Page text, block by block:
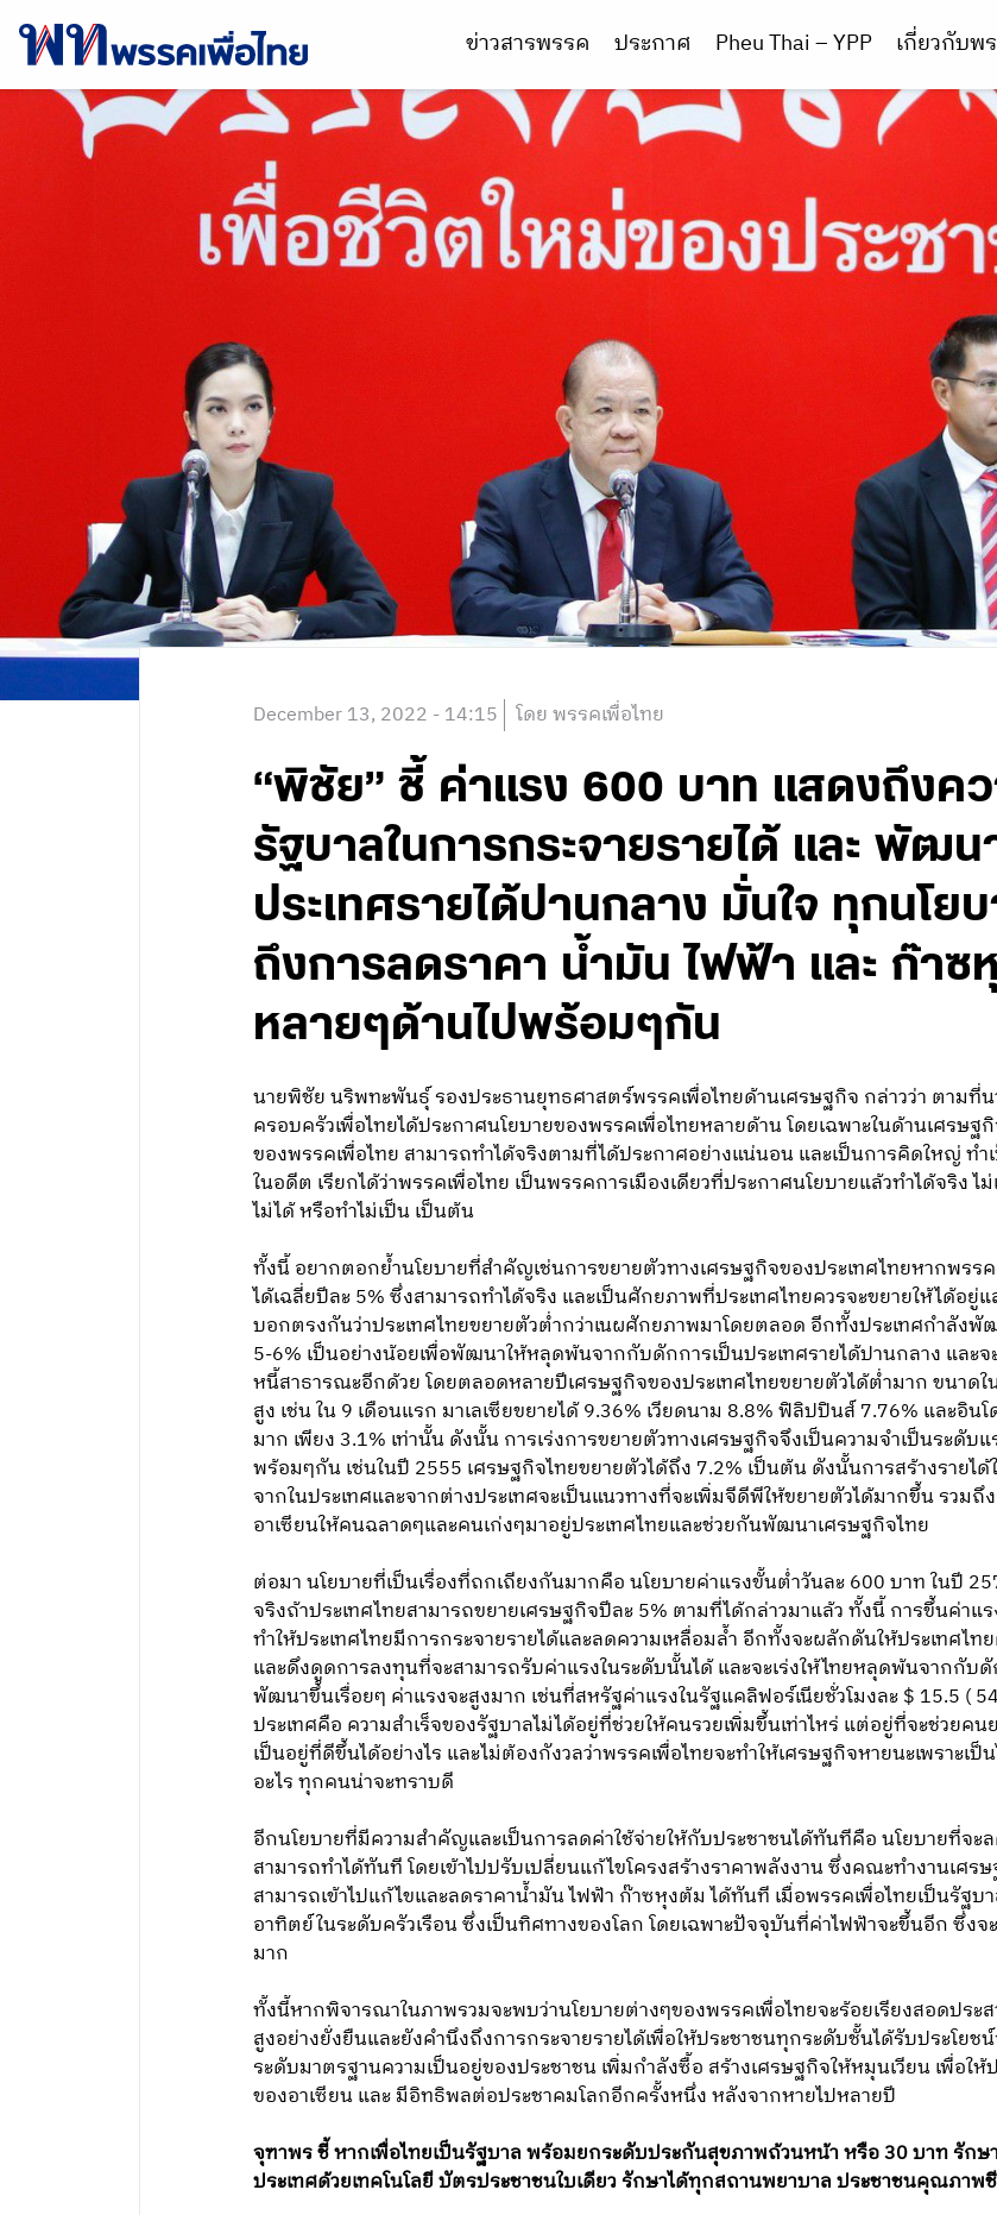
ข่าวสารพรรค ประกาศ Pheu Thai – YPP เกี่ยวกับพ
December 13, 2022 - 14:15 โดย พรรคเพื่อไทย
“พิชัย” ชี้ ค่าแรง 600 บาท แสดงถึงคว
รัฐบาลในการกระจายรายได้ และ พัฒ
ประเทศรายได้ปานกลาง มั่นใจ ทุกนโย
ถึงการลดราคา น้ำมัน ไฟฟ้า และ ก๊าซ
หลายๆด้านไปพร้อมๆกัน
นายพิชัย นริพทะพันธุ์ รองประธานยุทธศาสตร์พรรคเพื่อไทยด้านเศรษฐกิจ กล่าวว่า ตามที่
ครอบครัวเพื่อไทยได้ประกาศนโยบายของพรรคเพื่อไทยหลายด้าน โดยเฉพาะในด้านเศรษฐ
ของพรรคเพื่อไทย สามารถทำได้จริงตามที่ได้ประกาศอย่างแน่นอน และเป็นการคิดใหญ่ ทำ
ในอดีต เรียกได้ว่าพรรคเพื่อไทย เป็นพรรคการเมืองเดียวที่ประกาศนโยบายแล้วทำได้จริง
ไม่ได้ หรือทำไม่เป็น เป็นต้น
ทั้งนี้ อยากตอกย้ำนโยบายที่สำคัญเช่นการขยายตัวทางเศรษฐกิจของประเทศไทยหากพรร
ได้เฉลี่ยปีละ 5% ซึ่งสามารถทำได้จริง และเป็นศักยภาพที่ประเทศไทยควรจะขยายให้ได้อยู่
บอกตรงกันว่าประเทศไทยขยายตัวต่ำกว่าเนผศักยภาพมาโดยตลอด อีกทั้งประเทศกำลังพั
5-6% เป็นอย่างน้อยเพื่อพัฒนาให้หลุดพ้นจากกับดักการเป็นประเทศรายได้ปานกลาง และจ
หนี้สาธารณะอีกด้วย โดยตลอดหลายปีเศรษฐกิจของประเทศไทยขยายตัวได้ต่ำมาก ขนาดใ
สูง เช่น ใน 9 เดือนแรก มาเลเซียขยายได้ 9.36% เวียดนาม 8.8% ฟิลิปปินส์ 7.76% และอิ
มาก เพียง 3.1% เท่านั้น ดังนั้น การเร่งการขยายตัวทางเศรษฐกิจจึงเป็นความจำเป็นระดั
พร้อมๆกัน เช่นในปี 2555 เศรษฐกิจไทยขยายตัวได้ถึง 7.2% เป็นต้น ดังนั้นการสร้างรายไ
จากในประเทศและจากต่างประเทศจะเป็นแนวทางที่จะเพิ่มจีดีพีให้ขยายตัวได้มากขึ้น รวม
อาเซียนให้คนฉลาดๆและคนเก่งๆมาอยู่ประเทศไทยและช่วยกันพัฒนาเศรษฐกิจไทย
ต่อมา นโยบายที่เป็นเรื่องที่ถกเถียงกันมากคือ นโยบายค่าแรงขั้นต่ำวันละ 600 บาท ในปี
จริงถ้าประเทศไทยสามารถขยายเศรษฐกิจปีละ 5% ตามที่ได้กล่าวมาแล้ว ทั้งนี้ การขึ้นค่าแ
ทำให้ประเทศไทยมีการกระจายรายได้และลดความเหลื่อมล้ำ อีกทั้งจะผลักดันให้ประเทศไ
และดึงดูดการลงทุนที่จะสามารถรับค่าแรงในระดับนั้นได้ และจะเร่งให้ไทยหลุดพ้นจากกับ
พัฒนาขึ้นเรื่อยๆ ค่าแรงจะสูงมาก เช่นที่สหรัฐค่าแรงในรัฐแคลิฟอร์เนียชั่วโมงละ $ 15.5 (
ประเทศคือ ความสำเร็จของรัฐบาลไม่ได้อยู่ที่ช่วยให้คนรวยเพิ่มขึ้นเท่าไหร่ แต่อยู่ที่จะช่วย
เป็นอยู่ที่ดีขึ้นได้อย่างไร และไม่ต้องกังวลว่าพรรคเพื่อไทยจะทำให้เศรษฐกิจหายนะเพราะเ
อะไร ทุกคนน่าจะทราบดี
อีกนโยบายที่มีความสำคัญและเป็นการลดค่าใช้จ่ายให้กับประชาชนได้ทันทีคือ นโยบายที่จะ
สามารถทำได้ทันที โดยเข้าไปปรับเปลี่ยนแก้ไขโครงสร้างราคาพลังงาน ซึ่งคณะทำงานเศ
สามารถเข้าไปแก้ไขและลดราคาน้ำมัน ไฟฟ้า ก๊าซหุงต้ม ได้ทันที เมื่อพรรคเพื่อไทยเป็นรัฐบ
อาทิตย์ในระดับครัวเรือน ซึ่งเป็นทิศทางของโลก โดยเฉพาะปัจจุบันที่ค่าไฟฟ้าจะขึ้นอีก ซึ่ง
มาก
ทั้งนี้หากพิจารณาในภาพรวมจะพบว่านโยบายต่างๆของพรรคเพื่อไทยจะร้อยเรียงสอดประ
สูงอย่างยั่งยืนและยังคำนึงถึงการกระจายรายได้เพื่อให้ประชาชนทุกระดับชั้นได้รับประโยช
ระดับมาตรฐานความเป็นอยู่ของประชาชน เพิ่มกำลังซื้อ สร้างเศรษฐกิจให้หมุนเวียน เพื่อให้
ของอาเซียน และ มีอิทธิพลต่อประชาคมโลกอีกครั้งหนึ่ง หลังจากหายไปหลายปี
จุฑาพร ชี้ หากเพื่อไทยเป็นรัฐบาล พร้อมยกระดับประกันสุขภาพถ้วนหน้า หรือ 30 บาท รักษ
ประเทศด้วยเทคโนโลยี บัตรประชาชนใบเดียว รักษาได้ทุกสถานพยาบาล ประชาชนคุณภาพ